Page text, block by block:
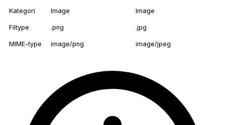
Kategori Image Image
Filtype .png .jpg
MIME-type image/png image/jpeg